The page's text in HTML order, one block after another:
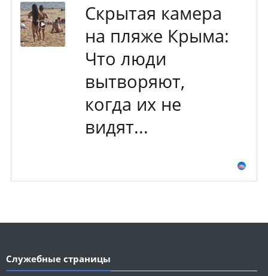
Скрытая камера
на пляже Крыма:
Что люди
вытворяют,
когда их не
видят...
Служебные страницы